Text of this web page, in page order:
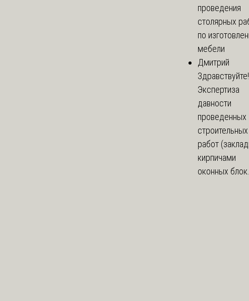
проведения
столярных
по
мебели
Дмитрий
Здравствуйте!
Экспертиза
давности
проведенных
строительных
работ
кирпичами
оконных блок...